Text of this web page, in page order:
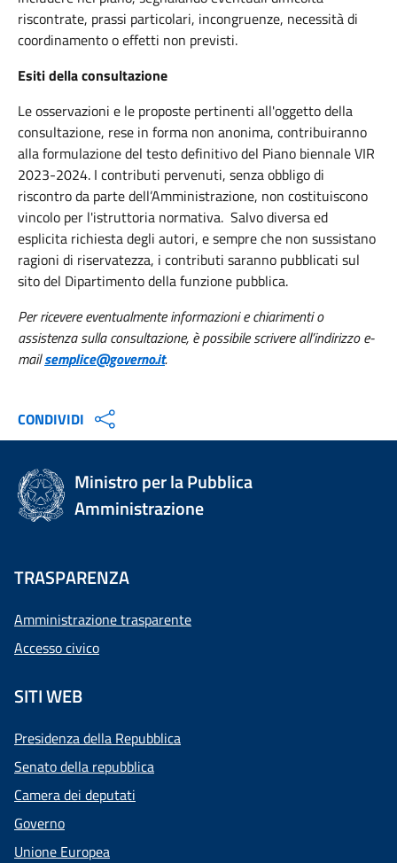
riscontrate, prassi particolari, incongruenze, necessità di
coordinamento o effetti non previsti.
Esiti della consultazione
Le osservazioni e le proposte pertinenti all'oggetto della
consultazione, rese in forma non anonima, contribuiranno
alla formulazione del testo definitivo del Piano biennale VIR
2023-2024. I contributi pervenuti, senza obbligo di
riscontro da parte dell’Amministrazione, non costituiscono
vincolo per l'istruttoria normativa. Salvo diversa ed
esplicita richiesta degli autori, e sempre che non sussistano
ragioni di riservatezza, i contributi saranno pubblicati sul
sito del Dipartimento della funzione pubblica.
Per ricevere eventualmente informazioni e chiarimenti o
assistenza sulla consultazione, è possibile scrivere all’indirizzo e-
mailsemplice@governo.it.
CONDIVIDI
Ministro per la Pubblica
Amministrazione
TRASPARENZA
Amministrazione trasparente
Accesso civico
SITI WEB
Presidenza della Repubblica
Senato della repubblica
Camera dei deputati
Governo
Unione Europea